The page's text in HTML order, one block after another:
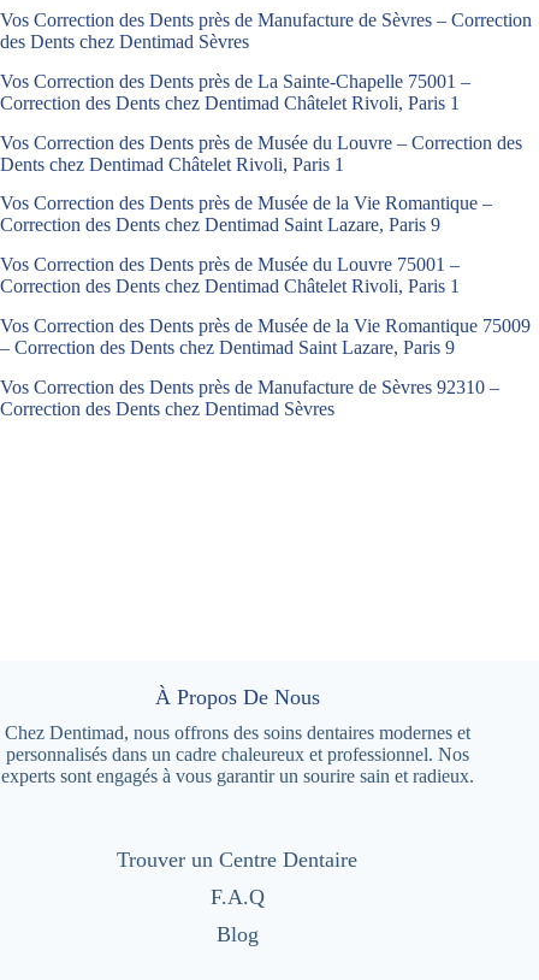
Vos Correction des Dents près de Manufacture de Sèvres – Correction
des Dents chez Dentimad Sèvres
Vos Correction des Dents près de La Sainte-Chapelle 75001 –
Correction des Dents chez Dentimad Châtelet Rivoli, Paris 1
Vos Correction des Dents près de Musée du Louvre – Correction des
Dents chez Dentimad Châtelet Rivoli, Paris 1
Vos Correction des Dents près de Musée de la Vie Romantique –
Correction des Dents chez Dentimad Saint Lazare, Paris 9
Vos Correction des Dents près de Musée du Louvre 75001 –
Correction des Dents chez Dentimad Châtelet Rivoli, Paris 1
Vos Correction des Dents près de Musée de la Vie Romantique 75009
– Correction des Dents chez Dentimad Saint Lazare, Paris 9
Vos Correction des Dents près de Manufacture de Sèvres 92310 –
Correction des Dents chez Dentimad Sèvres
À Propos De Nous
Chez Dentimad, nous offrons des soins dentaires modernes et
personnalisés dans un cadre chaleureux et professionnel. Nos
experts sont engagés à vous garantir un sourire sain et radieux.
Trouver un Centre Dentaire
F.A.Q
Blog